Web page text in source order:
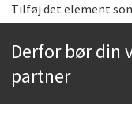
Tilføj det element
Bedste Restaurant i
Derfor bør din
partner